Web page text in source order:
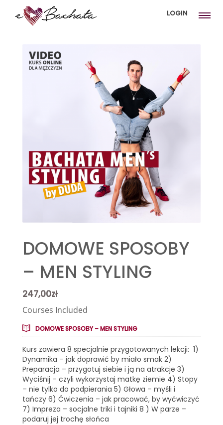
LOGIN
DOMOWE SPOSOBY
– MEN STYLING
247,00zł
Courses Included
DOMOWE SPOSOBY – MEN STYLING
Kurs zawiera 8 specjalnie przygotowanych lekcji: 1)
Dynamika – jak doprawić by miało smak 2)
Preparacja – przygotuj siebie i ją na atrakcje 3)
Wyciśnij – czyli wykorzystaj matkę ziemie 4) Stopy
– nie tylko do podpierania 5) Głowa – myśli i
tańczy 6) Ćwiczenia – jak pracować, by wyćwiczyć
7) Impreza – socjalne triki i tajniki 8 ) W parze –
podaruj jej trochę słońca